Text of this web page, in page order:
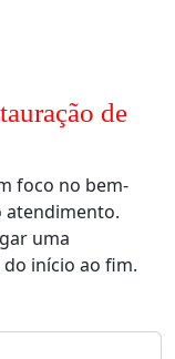
de
foco no bem-
atendimento.
uma
início ao fim.